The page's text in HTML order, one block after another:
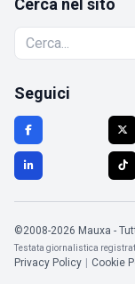
Cerca nel sito
Seguici
©2008-2026 Mauxa -
Testata giornalistica
Privacy Policy | Cookie